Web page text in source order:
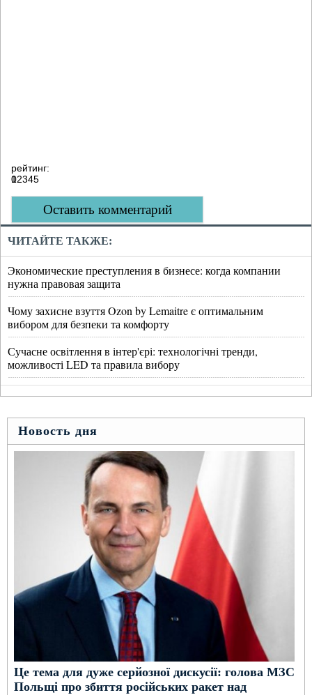
рейтинг:
0
12345
Оставить комментарий
ЧИТАЙТЕ ТАКЖЕ:
Экономические преступления в бизнесе: когда компании
нужна правовая защита
Чому захисне взуття Ozon by Lemaitre є оптимальним
вибором для безпеки та комфорту
Сучасне освітлення в інтер'єрі: технологічні тренди,
можливості LED та правила вибору
Новость дня
Це тема для дуже серйозної дискусії: голова МЗС
Польщі про збиття російських ракет над